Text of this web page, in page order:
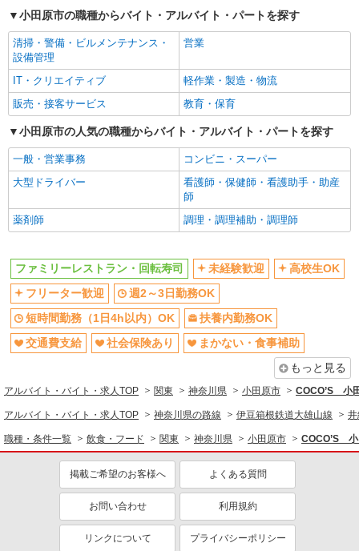
未経験歓迎
高校生OK
フリーター歓迎
週2～3日勤務OK
短時間勤務（1日4h以内）OK
交通費支給
社会保険あり
まかない・食事補助
社員登用あり
同じ職種から求人を探す
飲食・フード
同じ特徴から求人を探す
未経験歓迎
高校生OK
週2～3日勤務OK
短時間勤務（1日4h以内）OK
扶養内勤務OK
交通費支給
社会保険あり
まかない・食事補助
社員登用あり
小田原市の職種からバイト・アルバイト・パートを探す
清掃・警備・ビルメンテナンス・
設備管理
営業
IT・クリエイティブ
軽作業・製造・物流
販売・接客サービス
教育・保育
小田原市の人気の職種からバイト・アルバイト・パートを探す
一般・営業事務
コンビニ・スーパー
大型ドライバー
看護師・保健師・看護助手・助産
師
薬剤師
調理・調理補助・調理師
ファミリーレストラン・回転寿司 未経験歓迎
高校生OK
フリーター歓迎
週2～3日勤務OK
短時間勤務（1日4h以内）OK
扶養内勤務OK
交通費支給
社会保険あり
まかない・食事補助
もっと見る
アルバイト・バイト・求人TOP 関東 神奈川県 小田原市 COCO’S 小
アルバイト・バイト・求人TOP 神奈川県の路線 伊豆箱根鉄道大雄山線
職種・条件一覧 飲食・フード 関東 神奈川県 小田原市 COCO’S 小
掲載ご希望のお客様へ よくある質問
お問い合わせ 利用規約
リンクについて プライバシーポリシー